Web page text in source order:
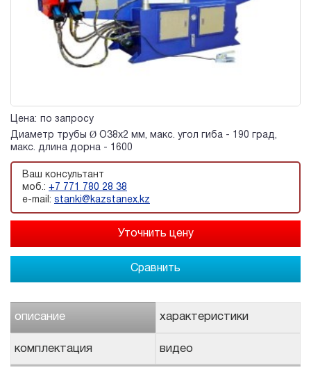
Цена:
по запросу
Диаметр трубы Ø O38х2 мм, макс. угол гиба - 190 град,
макс. длина дорна - 1600
Ваш консультант
моб.: +7 771 780 28 38
e-mail: stanki@kazstanex.kz
Сравнить
описание характеристики
комплектация видео